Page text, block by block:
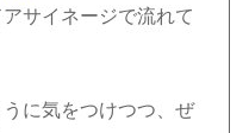
サイネージで流れて
に気をつけつつ、ぜ